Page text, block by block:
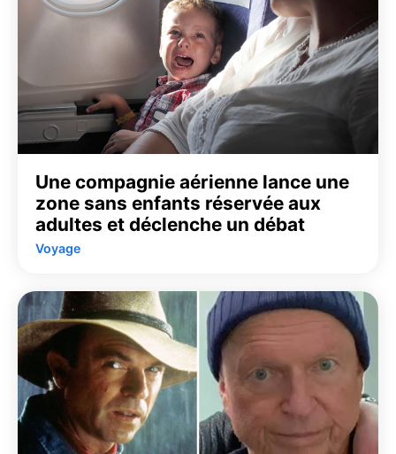
Une compagnie aérienne lance une
zone sans enfants réservée aux
adultes et déclenche un débat
Voyage